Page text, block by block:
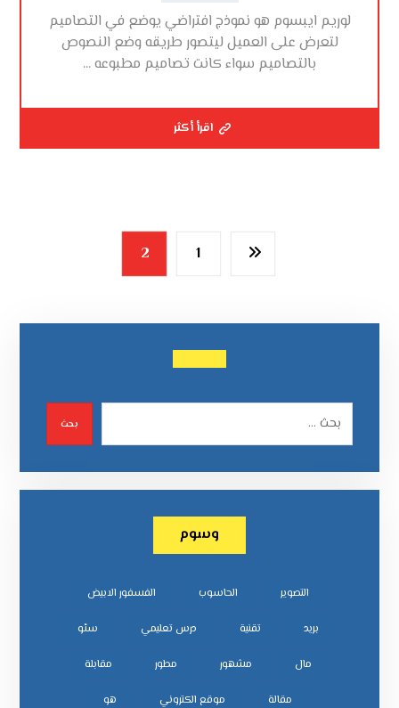
لوريم ايبسوم هو نموذج افتراضي يوضع في التصاميم
لتعرض على العميل ليتصور طريقه وضع النصوص
بالتصاميم سواء كانت تصاميم مطبوعه ...
اقرأ أكثر
1
2
بحث
وسوم
التصوير الحاسوب الفسفور الابيض
بريد تقنية درس تعليمي سئو
مال مشهور مطور مقابلة
مقالة موقع الكتروني هو